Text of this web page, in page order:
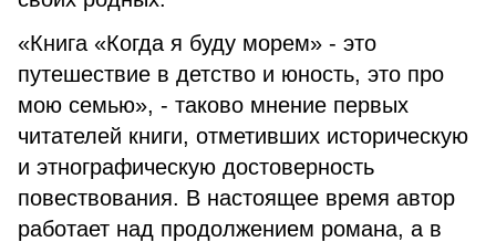
«Книга «Когда я буду морем» - это
путешествие в детство и юность, это про
мою семью», - таково мнение первых
читателей книги, отметивших историческую
и этнографическую достоверность
повествования. В настоящее время автор
работает над продолжением романа, а в